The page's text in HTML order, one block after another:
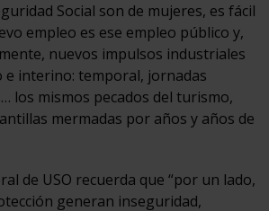
Social son de mujeres, es fácil
empleo es ese empleo público y,
nuevos impulsos industriales
e interino: temporal, jornadas
los mismos pecados del turismo,
mermadas por años y años de
de USO recuerda que “por un lado,
generan inseguridad,